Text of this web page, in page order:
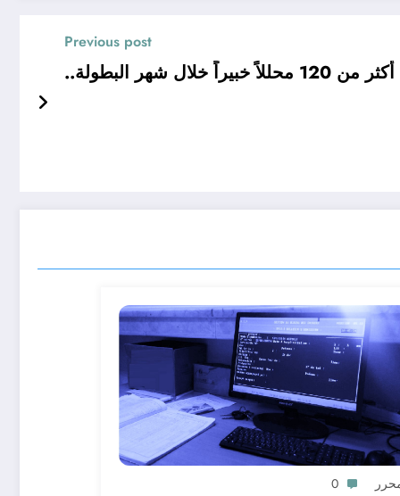
Previous post
0